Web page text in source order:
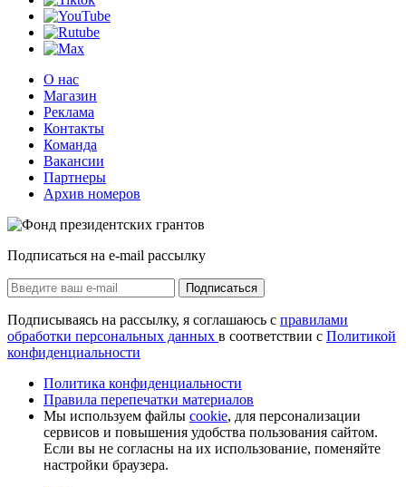
О нас
Магазин
Реклама
Контакты
Команда
Вакансии
Партнеры
Архив номеров
Подписаться на e-mail рассылку
Подписаться
Подписываясь на рассылку, я соглашаюсь с правилами
обработки персональных данных в соответствии с Политикой
конфиденциальности
Политика конфиденциальности
Правила перепечатки материалов
Мы используем файлы cookie, для персонализации
сервисов и повышения удобства пользования сайтом.
Если вы не согласны на их использование, поменяйте
настройки браузера.